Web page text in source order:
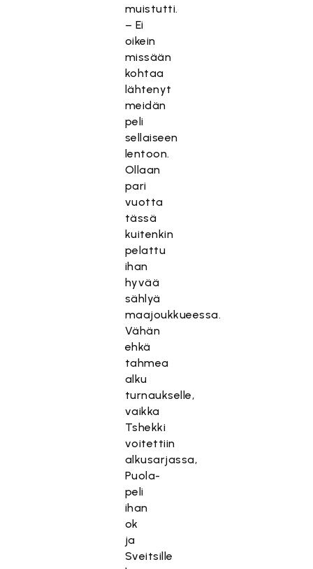
muistutti.
– Ei
oikein
missään
kohtaa
lähtenyt
meidän
peli
sellaiseen
lentoon.
Ollaan
pari
vuotta
tässä
kuitenkin
pelattu
ihan
hyvää
sählyä
maajoukkueessa.
Vähän
ehkä
tahmea
alku
turnaukselle,
vaikka
Tshekki
voitettiin
alkusarjassa,
Puola-
peli
ihan
ok
ja
Sveitsille